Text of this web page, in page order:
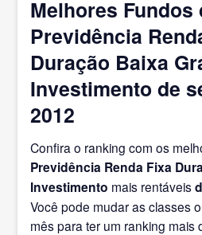
Melhores Fundos
Previdência
Duração Baixa
Investimento de
2012
Confira o ranking com os
Previdência Renda Fixa
Investimento mais rentáveis
Você pode mudar as classes
mês para ter um ranking mais